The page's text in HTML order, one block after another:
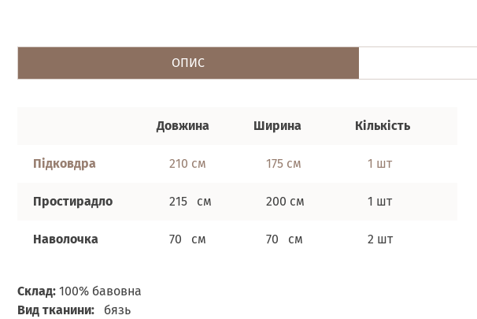
ОПИС
Довжина Ширина Кількість
Підковдра 210 см 175 см 1 шт
Простирадло 215 см 200 см 1 шт
Наволочка 70 см 70 см 2 шт
Склад: 100% бавовна
Вид тканини:
бязь